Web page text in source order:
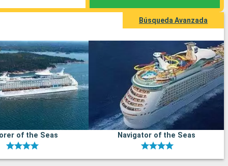
Búsqueda Avanzada
of the Seas Navigator of the Seas